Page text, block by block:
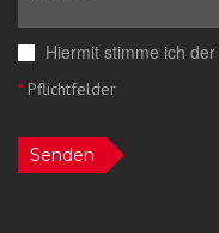
Hiermit stimme ich der
*Pflichtfelder
Senden